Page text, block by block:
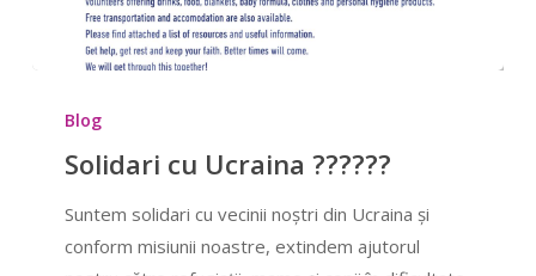
Ucraina
??????
Blog
Solidari cu Ucraina ??????
Suntem solidari cu vecinii noștri din Ucraina și
conform misiunii noastre, extindem ajutorul